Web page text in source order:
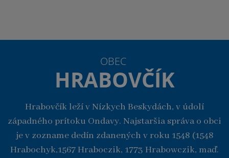
OBEC
HRABOVČÍK
Hrabovčík leží v Nízkych Beskydách, v údolí
západného prítoku Ondavy. Najstaršia správa o obci
je v zozname dedín zdanených v roku 1548 (1548
Hrabochyk,1567 Hraboczik, 1773 Hrabowczik, maď.